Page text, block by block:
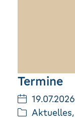
Termine
19.07.2026
Aktuelles,